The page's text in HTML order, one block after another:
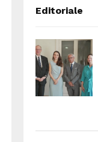
Editoriale